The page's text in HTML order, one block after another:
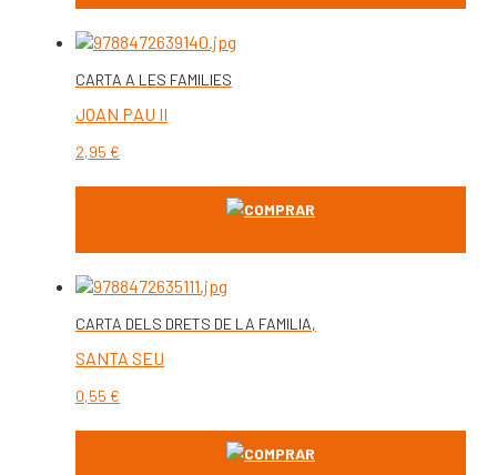
CARTA A LES FAMILIES
JOAN PAU II
2,95 €
COMPRAR
CARTA DELS DRETS DE LA FAMILIA,
SANTA SEU
0,55 €
COMPRAR